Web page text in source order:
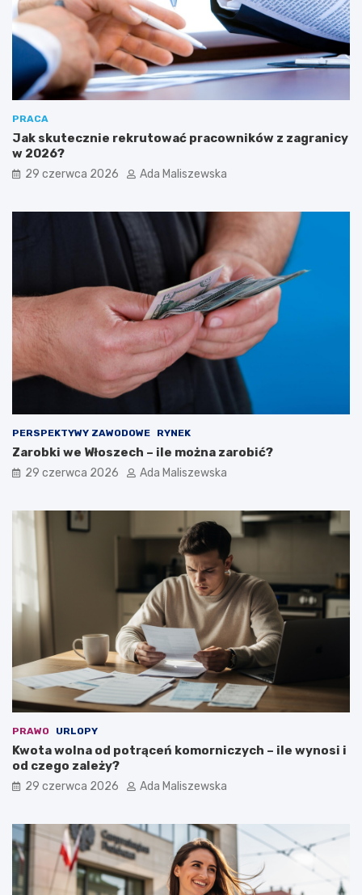
PRACA
Jak skutecznie rekrutować pracowników z zagranicy
w 2026?
29 czerwca 2026 Ada Maliszewska
PERSPEKTYWY ZAWODOWE RYNEK
Zarobki we Włoszech – ile można zarobić?
29 czerwca 2026 Ada Maliszewska
PRAWO URLOPY
Kwota wolna od potrąceń komorniczych – ile wynosi i
od czego zależy?
29 czerwca 2026 Ada Maliszewska